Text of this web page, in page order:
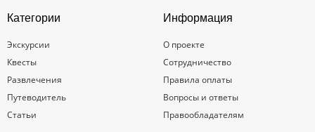
Категории
Экскурсии
Квесты
Развлечения
Путеводитель
Статьи
Информация
О проекте
Сотрудничество
Правила оплаты
Вопросы и ответы
Правообладателям